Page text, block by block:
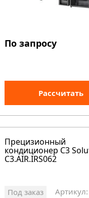
По запросу
Рассчитать
Прецизионный
кондиционер C3
C3.AIR.IRS062
Под заказ